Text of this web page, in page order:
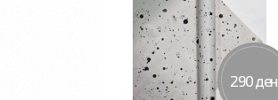
290 ден.